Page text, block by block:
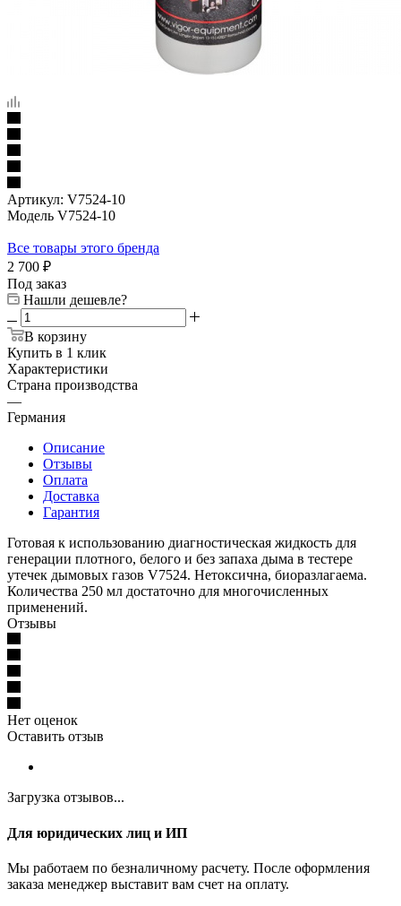
Артикул: V7524-10
Модель V7524-10
Все товары этого бренда
2 700 ₽
Под заказ
Нашли дешевле?
В корзину
Купить в 1 клик
Характеристики
Страна производства
—
Германия
Описание
Отзывы
Оплата
Доставка
Гарантия
Готовая к использованию диагностическая жидкость для
генерации плотного, белого и без запаха дыма в тестере
утечек дымовых газов V7524. Нетоксична, биоразлагаема.
Количества 250 мл достаточно для многочисленных
применений.
Отзывы
Нет оценок
Оставить отзыв
Загрузка отзывов...
Для юридических лиц и ИП
Мы работаем по безналичному расчету. После оформления
заказа менеджер выставит вам счет на оплату.